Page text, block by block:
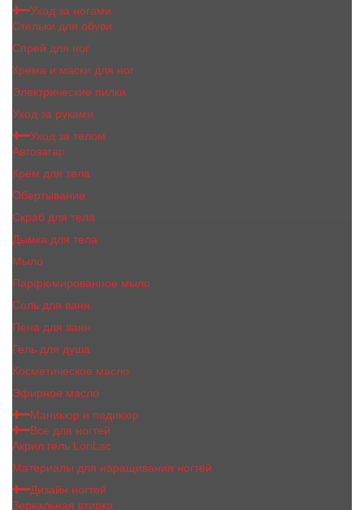
Уход за ногами
Стельки для обуви
Спрей для ног
Крема и маски для ног
Электрические пилки
Уход за руками
Уход за телом
Автозагар
Крем для тела
Обертывание
Скраб для тела
Дымка для тела
Мыло
Парфюмированное мыло
Соль для ванн
Пена для ванн
Гель для душа
Косметическое масло
Эфирное масло
Маникюр и педикюр
Все для ногтей
Акрил гель LoriLac
Материалы для наращивания ногтей
Дизайн ногтей
Зеркальная втирка